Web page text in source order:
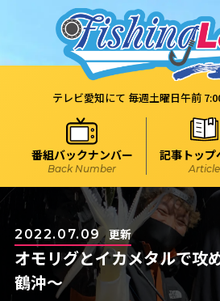
テレビ愛知にて 毎週土曜日午前
番組バックナンバー
Back Number
記事トップ
Article
2022.07.09 更新
オモリグとイカメタルで攻
鶴沖～